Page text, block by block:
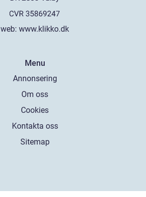
web: www.klikko.dk
Menu
Annonsering
Om oss
Cookies
Kontakta oss
Sitemap